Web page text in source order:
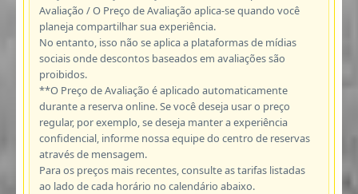
Avaliação / O Preço de Avaliação aplica-se quando você
planeja compartilhar sua experiência.
No entanto, isso não se aplica a plataformas de mídias
sociais onde descontos baseados em avaliações são
proibidos.
**O Preço de Avaliação é aplicado automaticamente
durante a reserva online. Se você deseja usar o preço
regular, por exemplo, se deseja manter a experiência
confidencial, informe nossa equipe do centro de reservas
através de mensagem.
Para os preços mais recentes, consulte as tarifas listadas
ao lado de cada horário no calendário abaixo.